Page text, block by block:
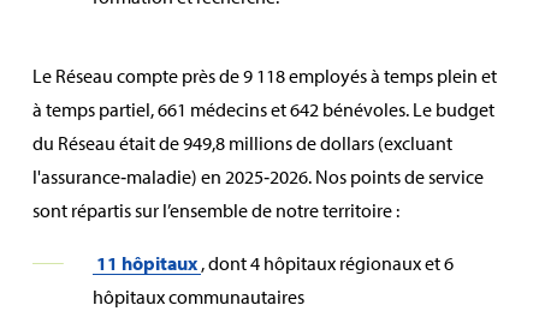
Le Réseau compte près de 9 118 employés à temps plein et
à temps partiel, 661 médecins et 642 bénévoles. Le budget
du Réseau était de 949,8 millions de dollars (excluant
l'assurance‑maladie) en 2025‑2026. Nos points de service
sont répartis sur l’ensemble de notre territoire :
11 hôpitaux , dont 4 hôpitaux régionaux et 6
hôpitaux communautaires